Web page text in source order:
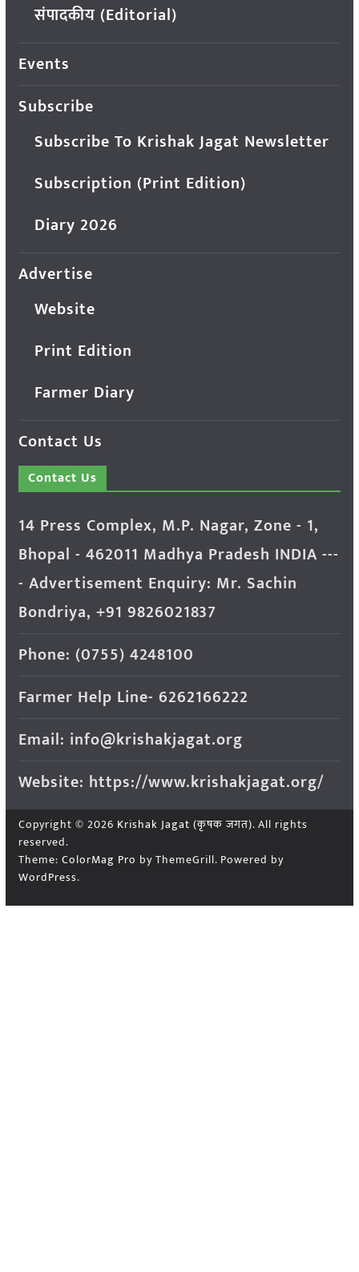
संपादकीय (Editorial)
Events
Subscribe
Subscribe To Krishak Jagat Newsletter
Subscription (Print Edition)
Diary 2026
Advertise
Website
Print Edition
Farmer Diary
Contact Us
Contact Us
14 Press Complex, M.P. Nagar, Zone - 1,
Bhopal - 462011 Madhya Pradesh INDIA ---
- Advertisement Enquiry: Mr. Sachin
Bondriya, +91 9826021837
Phone: (0755) 4248100
Farmer Help Line- 6262166222
Email: info@krishakjagat.org
Website: https://www.krishakjagat.org/
Copyright © 2026 Krishak Jagat (कृषक जगत). All rights
reserved.
Theme: ColorMag Pro by ThemeGrill. Powered by
WordPress.